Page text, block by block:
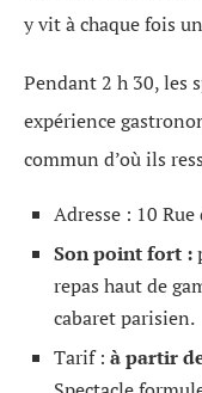
y vit à chaque fois
Pendant 2 h 30, les
expérience
commun d’où ils
Adresse : 10
Son point fort :
repas haut de
cabaret parisien.
Tarif : à partir